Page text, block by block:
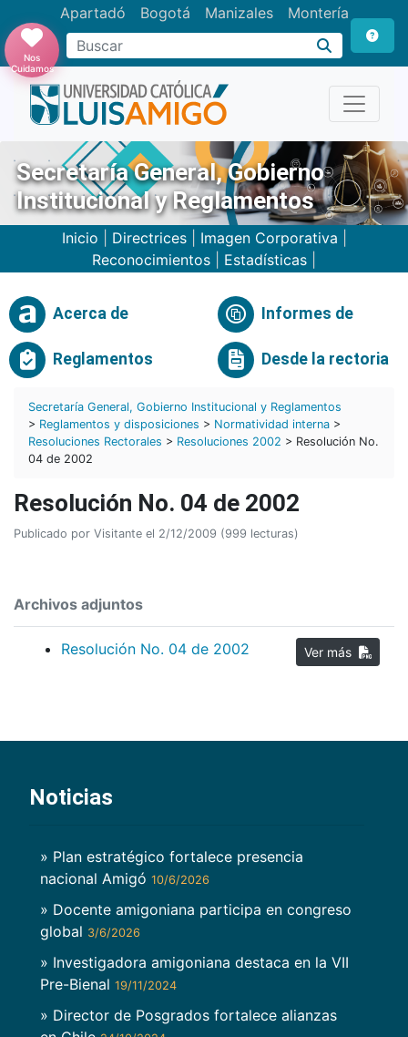
Apartadó Bogotá Manizales Montería
Buscar
Nos
Cuidamos
Secretaría General, Gobierno
Institucional y Reglamentos
Inicio Directrices| Imagen Corporativa
Reconocimientos
Estadísticas
Acerca de Informes de
Reglamentos Desde la rectoria
Secretaría General, Gobierno Institucional y Reglamentos
> Reglamentos y disposiciones > Normatividad interna >
Resoluciones Rectorales > Resoluciones 2002 > Resolución No.
04 de 2002
Resolución No. 04 de 2002
Publicado por Visitante el 2/12/2009 (999 lecturas)
Archivos adjuntos
Resolución No. 04 de 2002
Noticias
» Plan estratégico fortalece presencia
nacional Amigó 10/6/2026
» Docente amigoniana participa en congreso
global 3/6/2026
» Investigadora amigoniana destaca en la VII
Pre-Bienal 19/11/2024
» Director de Posgrados fortalece alianzas